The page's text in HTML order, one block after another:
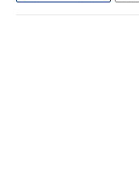
Александр Липатов